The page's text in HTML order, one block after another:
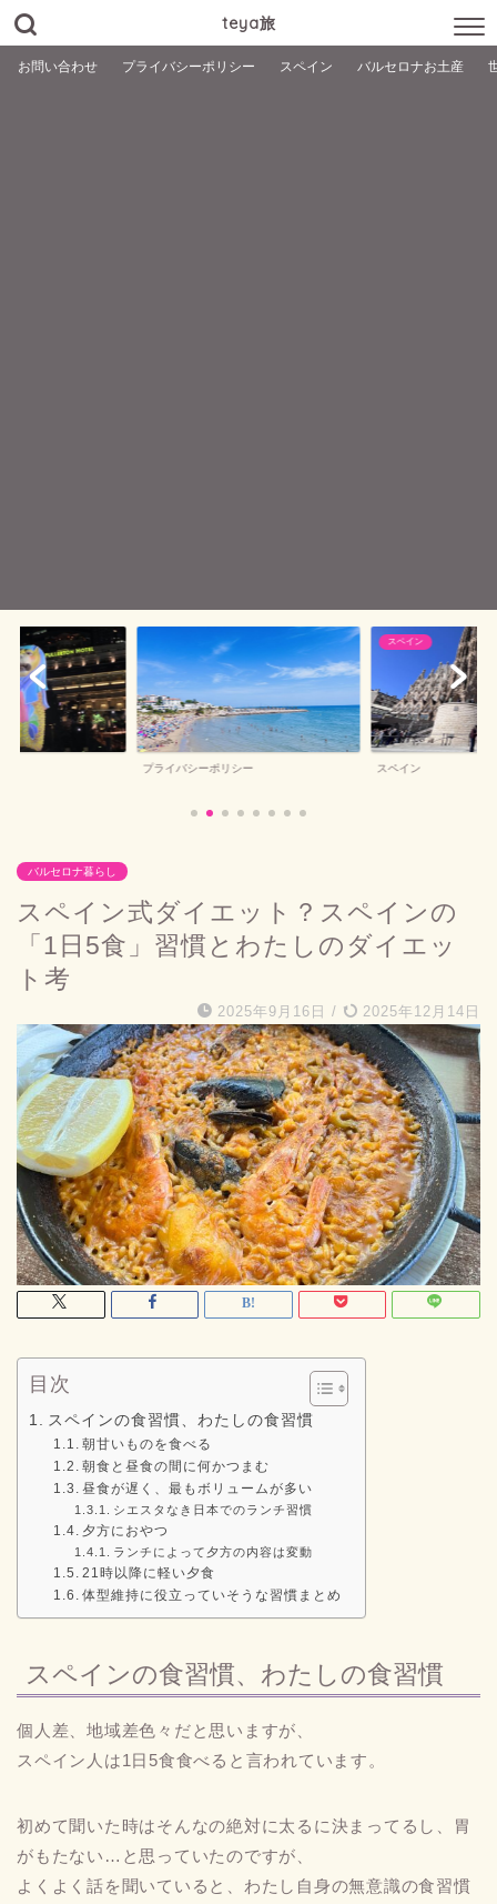
teya旅
お問い合わせ プライバシーポリシー スペイン バルセロナお土産
プライバシーポリシー
スペイン
バルセロナ暮らし
スペイン式ダイエット？スペインの
「1日5食」習慣とわたしのダイエッ
ト考
2025年9月16日 / 2025年12月14日
目次
スペインの食習慣、わたしの食習慣
朝甘いものを食べる
朝食と昼食の間に何かつまむ
昼食が遅く、最もボリュームが多い
シエスタなき日本でのランチ習慣
夕方におやつ
ランチによって夕方の内容は変動
21時以降に軽い夕食
体型維持に役立っていそうな習慣まとめ
スペインの食習慣、わたしの食習慣
個人差、地域差色々だと思いますが、
スペイン人は1日5食食べると言われています。
初めて聞いた時はそんなの絶対に太るに決まってるし、胃
がもたない…と思っていたのですが、
よくよく話を聞いていると、わたし自身の無意識の食習慣